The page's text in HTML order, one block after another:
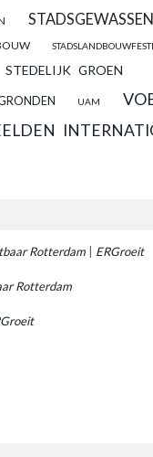
STADSGEWASSEN
STEDELIJK GROEN
UAM
Rotterdam ERGroeit
Rotterdam